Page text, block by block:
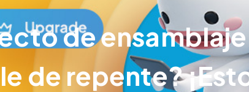
de
de repente?